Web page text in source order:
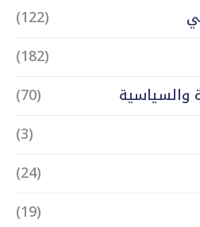
(122)
(182)
والسياسية
(70)
(3)
(24)
(19)